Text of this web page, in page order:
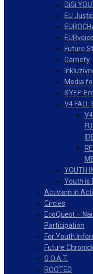
DiGi
EU
EURvoice
Future
Gamefy
Media
SYEF:
V4 FALL
YOUTH
Youth is
Activism in
Circles
EcoQuest –
Participation
For Youth
Future
G.O.A.T.
ROOTED